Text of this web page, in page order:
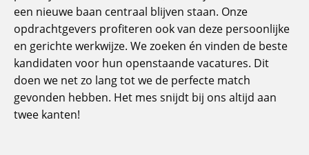
een nieuwe baan centraal blijven staan. Onze
opdrachtgevers profiteren ook van deze persoonlijke
en gerichte werkwijze. We zoeken én vinden de beste
kandidaten voor hun openstaande vacatures. Dit
doen we net zo lang tot we de perfecte match
gevonden hebben. Het mes snijdt bij ons altijd aan
twee kanten!